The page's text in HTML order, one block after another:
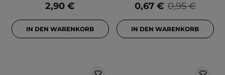
2,90 €
IN DEN WARENKORB
0,95 €
0,67 €
IN DEN WARENKORB